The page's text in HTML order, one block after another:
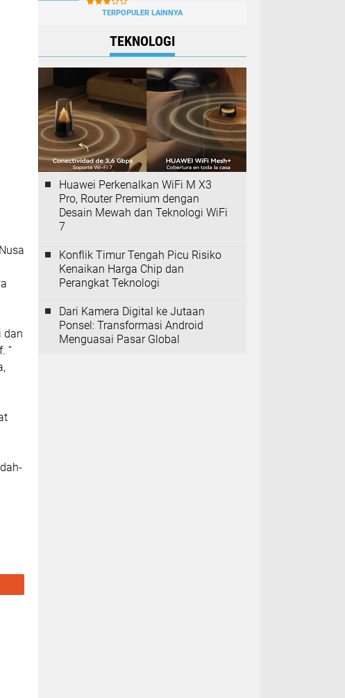
dan
“
TERPOPULER LAINNYA
TEKNOLOGI
Huawei Perkenalkan WiFi M X3
Pro, Router Premium dengan
Desain Mewah dan Teknologi WiFi
7
Konflik Timur Tengah Picu Risiko
Kenaikan Harga Chip dan
Perangkat Teknologi
Dari Kamera Digital ke Jutaan
Ponsel: Transformasi Android
Menguasai Pasar Global